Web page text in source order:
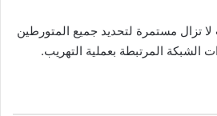
تزال مستمرة لتحديد جميع المتورطين
الشبكة المرتبطة بعملية التهريب.